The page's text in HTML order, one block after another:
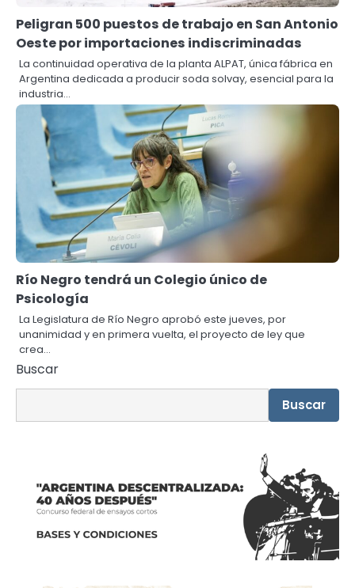
Peligran 500 puestos de trabajo en San Antonio
Oeste por importaciones indiscriminadas
La continuidad operativa de la planta ALPAT, única fábrica en
Argentina dedicada a producir soda solvay, esencial para la
industria…
Río Negro tendrá un Colegio único de
Psicología
La Legislatura de Río Negro aprobó este jueves, por
unanimidad y en primera vuelta, el proyecto de ley que
crea…
Buscar
Buscar